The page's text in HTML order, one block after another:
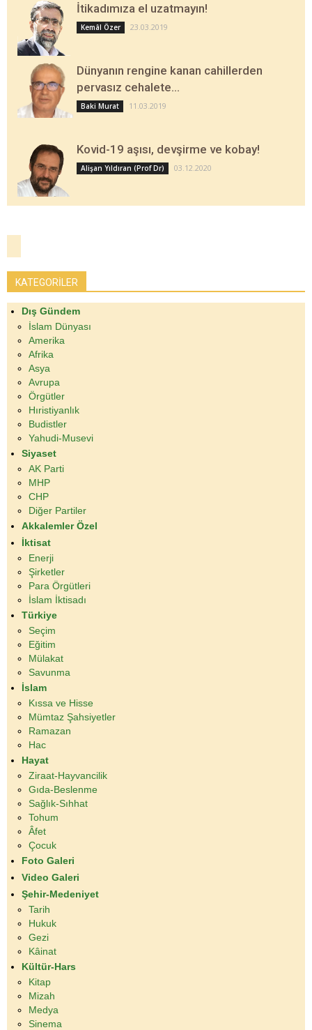
İtikadımıza el uzatmayın!
Kemâl Özer 23.03.2019
Dünyanın rengine kanan cahillerden
pervasız cehalete…
Baki Murat 11.03.2019
Kovid-19 aşısı, devşirme ve kobay!
Alişan Yıldıran (Prof Dr) 03.12.2020
KATEGORİLER
Dış Gündem
İslam Dünyası
Amerika
Afrika
Asya
Avrupa
Örgütler
Hıristiyanlık
Budistler
Yahudi-Musevi
Siyaset
AK Parti
MHP
CHP
Diğer Partiler
Akkalemler Özel
İktisat
Enerji
Şirketler
Para Örgütleri
İslam İktisadı
Türkiye
Seçim
Eğitim
Mülakat
Savunma
İslam
Kıssa ve Hisse
Mümtaz Şahsiyetler
Ramazan
Hac
Hayat
Ziraat-Hayvancilik
Gıda-Beslenme
Sağlık-Sıhhat
Tohum
Âfet
Çocuk
Foto Galeri
Video Galeri
Şehir-Medeniyet
Tarih
Hukuk
Gezi
Kâinat
Kültür-Hars
Kitap
Mizah
Medya
Sinema